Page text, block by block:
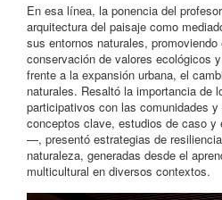
En esa línea, la ponencia del
arquitectura del paisaje como
sus entornos naturales,
conservación de valores ecológicos
frente a la expansión urbana, el
naturales. Resaltó la importancia de
participativos con las comunidades
conceptos clave, estudios de caso y
—, presentó estrategias de
naturaleza, generadas desde el
multicultural en diversos contextos.